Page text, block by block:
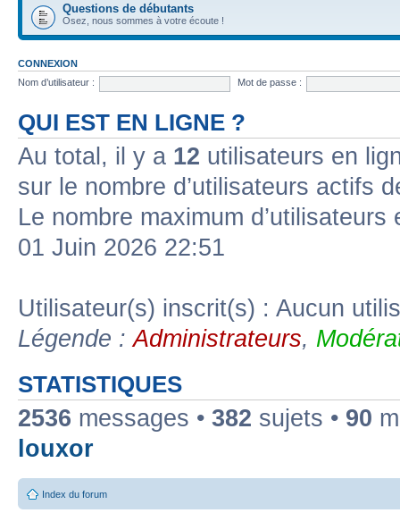
Questions de débutants
Osez, nous sommes à votre écoute !
CONNEXION
Nom d’utilisateur :
Mot de passe :
QUI EST EN LIGNE ?
Au total, il y a 12 utilisateurs en
sur le nombre d’utilisateurs actifs
Le nombre maximum
01 Juin 2026 22:51
Utilisateur(s) inscrit(s) : Aucun
Légende :Administrateurs,
STATISTIQUES
2536 messages • 382 sujets • 90
louxor
Index du forum